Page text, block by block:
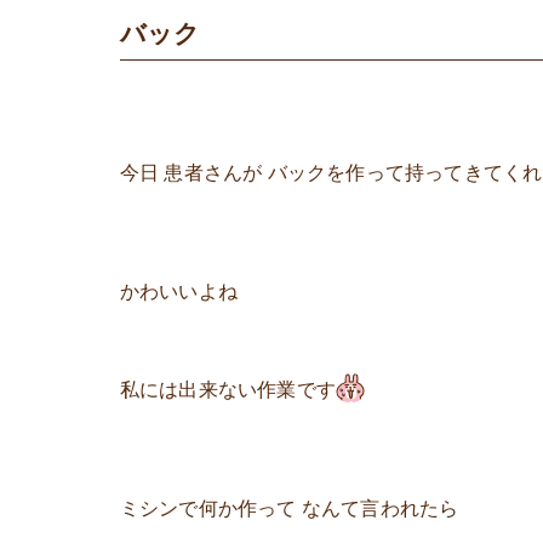
バック
今日 患者さんが バックを作って持ってきてく
かわいいよね
私には出来ない作業です
ミシンで何か作って なんて言われたら